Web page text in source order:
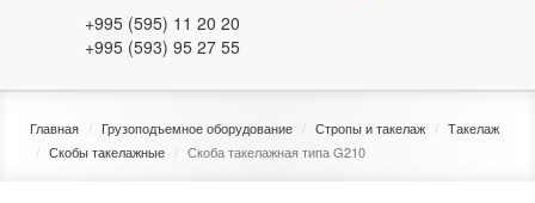
+995 (595) 11 20 20
+995 (593) 95 27 55
Главная Грузоподъемное оборудование Стропы и такелаж
Такелаж
Скобы такелажные
Скоба такелажная типа G210